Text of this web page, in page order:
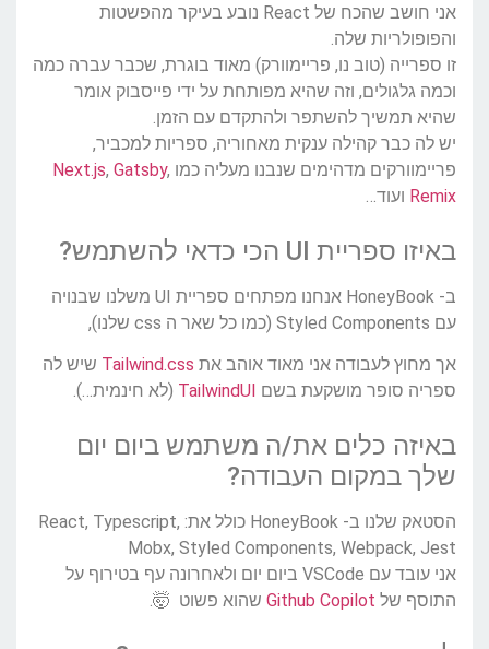
אני חושב שהכח של React נובע בעיקר מהפשטות
והפופולריות שלה.
זו ספרייה (טוב נו, פריימוורק) מאוד בוגרת, שכבר עברה כמה
וכמה גלגולים, וזה שהיא מפותחת על ידי פייסבוק אומר
שהיא תמשיך להשתפר ולהתקדם עם הזמן.
יש לה כבר קהילה ענקית מאחוריה, ספריות למכביר,
פריימוורקים מדהימים שנבנו מעליה כמו
Next.js, Gatsby,
Remix ועוד…
באיזו ספריית UI הכי כדאי להשתמש?
ב- HoneyBook אנחנו מפתחים ספריית UI משלנו שבנויה
עם Styled Components (כמו כל שאר ה css שלנו),
אך מחוץ לעבודה אני מאוד אוהב את Tailwind.css שיש לה
ספריה סופר מושקעת בשם TailwindUI (לא חינמית…).
באיזה כלים את/ה משתמש ביום יום
שלך במקום העבודה?
הסטאק שלנו ב- HoneyBook כולל את: React, Typescript,
Mobx, Styled Components, Webpack, Jest
אני עובד עם VSCode ביום יום ולאחרונה עף בטירוף על
התוסף של Github Copilot שהוא פשוט 🤯.